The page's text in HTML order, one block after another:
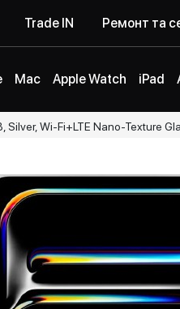
Trade IN Ремонт та
Mac Apple Watch iPad
Silver, Wi-Fi+LTE Nano-Texture